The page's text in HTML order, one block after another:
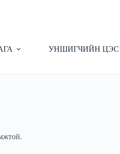
УНШИГЧИЙН ЦЭС